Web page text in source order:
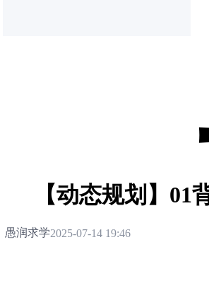
【动态规划】01
愚润求学2025-07-14 19:46